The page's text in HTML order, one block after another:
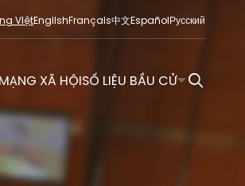
ViệtEnglishFrançais中文EspañolРусский
MẠNG XÃ HỘISỐ LIỆU BẦU CỬ